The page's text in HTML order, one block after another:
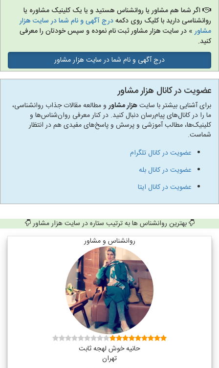
اگر شما هم مشاور یا روانشناس هستید و یا یک کلینیک مشاوره یا
روانشناسی دارید با کلیک روی دکمهدرج آگهی و نام شما در سایت هزار
مشاور» در سایت هزار مشاور ثبت نام نموده و سپس خودتان را معرفی
کنید.
درج آگهی و نام شما در سایت هزار مشاور
عضویت در کانال هزار مشاور
برای آشنایی بیشتر با سایتهزار مشاورو مطالعه مقالات جذاب روانشناسی،
ما را در کانال‌های پیام‌رسان دنبال کنید. در کنار معرفی روان‌شناس‌ها و
کلینیک‌ها، مطالب آموزشی و پرسش و پاسخ‌های مفیدی هم در انتظار
شماست.
عضویت در کانال تلگرام
عضویت در کانال بله
عضویت در کانال ایتا
بهترین روانشناس ها به ترتیب ستاره در سایت هزار مشاور
روانشناس و مشاور
حانیه خوش لهجه ثابت
تهران